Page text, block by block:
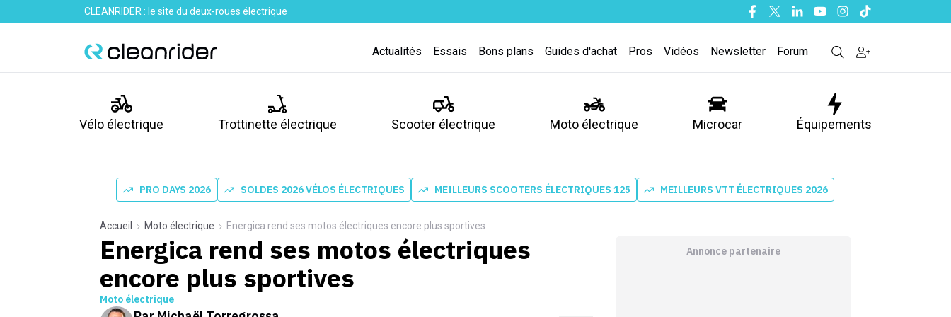
CLEANRIDER : le site du deux-roues électrique Facebook
TwitterLinkedinYoutubeInstagram
Tiktok
Actualités Essais Bons plans Guides d'achat Pros Vidéos Newsletter Forum
Vélo électrique Trottinette électrique Scooter électrique Moto électrique Microcar Équipements
PRO DAYS 2026 SOLDES 2026 VÉLOS ÉLECTRIQUES MEILLEURS SCOOTERS ÉLECTRIQUES 125 MEILLEURS VTT ÉLECTRIQUES 2026
Accueil Moto électrique Energica rend ses motos électriques encore plus sportives
Energica rend ses motos électriques
encore plus sportives
Moto électrique
Annonce partenaire